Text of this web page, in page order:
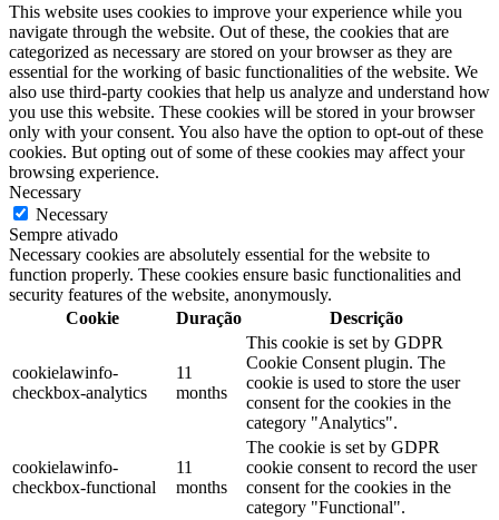
This website uses cookies to improve your experience while you
navigate through the website. Out of these, the cookies that are
categorized as necessary are stored on your browser as they are
essential for the working of basic functionalities of the website. We
also use third-party cookies that help us analyze and understand how
you use this website. These cookies will be stored in your browser
only with your consent. You also have the option to opt-out of these
cookies. But opting out of some of these cookies may affect your
browsing experience.
Necessary
Necessary
Sempre ativado
Necessary cookies are absolutely essential for the website to
function properly. These cookies ensure basic functionalities and
security features of the website, anonymously.
Cookie
Duração Descrição
cookielawinfo-
checkbox-analytics
11
months
This cookie is set by GDPR
Cookie Consent plugin. The
cookie is used to store the user
consent for the cookies in the
category "Analytics".
cookielawinfo-
checkbox-functional
11
months
The cookie is set by GDPR
cookie consent to record the user
consent for the cookies in the
category "Functional".